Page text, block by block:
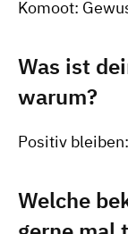
Komoot:
Was ist
warum?
Positiv
Welche